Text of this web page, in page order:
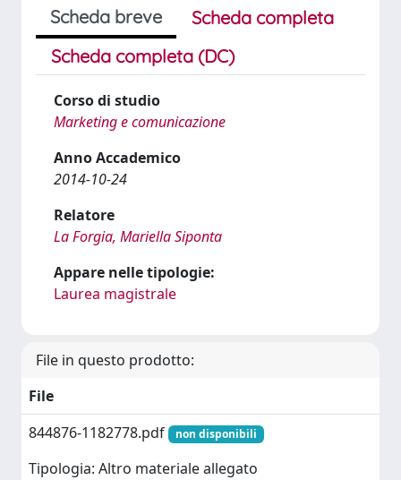
Scheda breve
Scheda completa
Scheda completa (DC)
Corso di studio
Marketing e comunicazione
Anno Accademico
2014-10-24
Relatore
La Forgia, Mariella Siponta
Appare nelle tipologie:
Laurea magistrale
File in questo prodotto:
File
844876-1182778.pdf
non disponibili
Tipologia: Altro materiale allegato